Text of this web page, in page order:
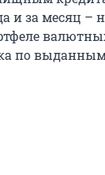
и за месяц –
по